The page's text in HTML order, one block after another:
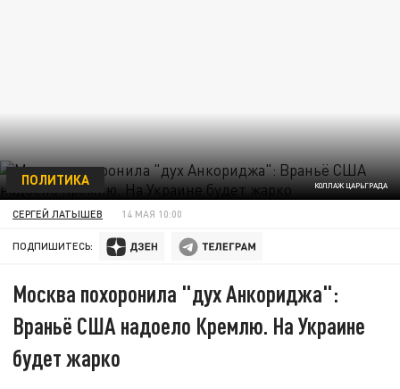
КОЛЛАЖ ЦАРЬГРАДА
ПОЛИТИКА
СЕРГЕЙ ЛАТЫШЕВ 14 МАЯ 10:00
ПОДПИШИТЕСЬ:
Москва похоронила "дух Анкориджа":
Враньё США надоело Кремлю. На Украине
будет жарко